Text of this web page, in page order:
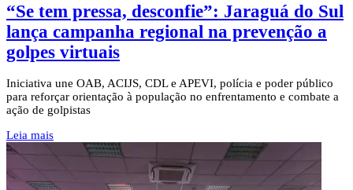
“Se tem pressa, desconfie”: Jaraguá do Sul
lança campanha regional na prevenção a
golpes virtuais
Iniciativa une OAB, ACIJS, CDL e APEVI, polícia e poder público
para reforçar orientação à população no enfrentamento e combate a
ação de golpistas
Leia mais